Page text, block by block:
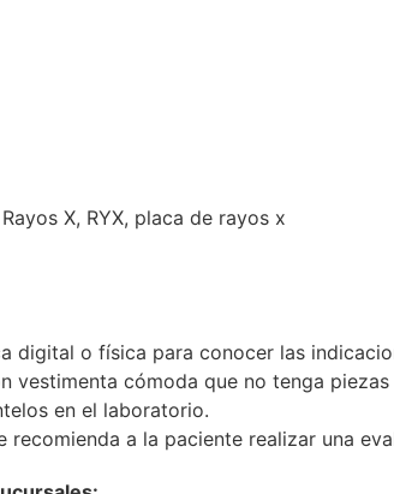
X, RYX, placa de rayos x
digital o física para conocer las
vestimenta cómoda que no tenga
en el laboratorio.
recomienda a la paciente realizar una